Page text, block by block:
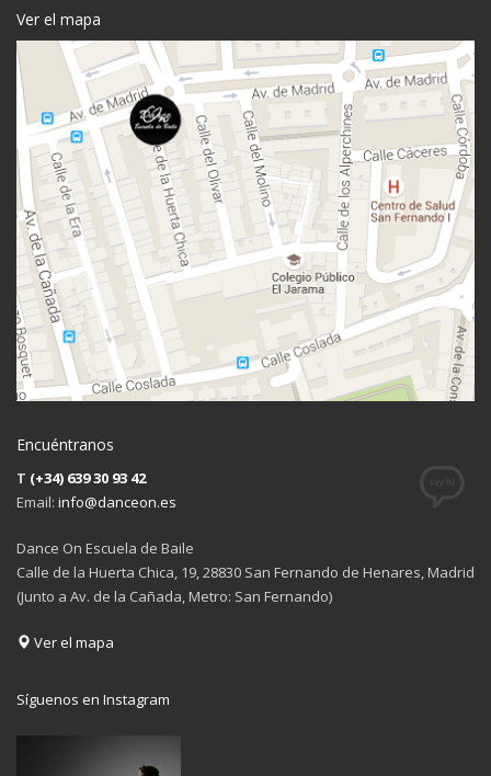
Ver el mapa
Encuéntranos
T (+34) 639 30 93 42
Email: info@danceon.es
Dance On Escuela de Baile
Calle de la Huerta Chica, 19, 28830 San Fernando de Henares, Madrid
(Junto a Av. de la Cañada, Metro: San Fernando)
Ver el mapa
Síguenos en Instagram